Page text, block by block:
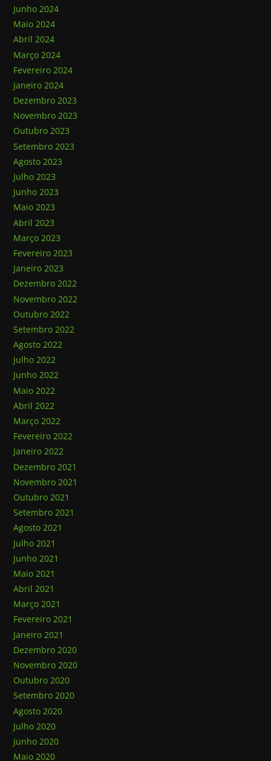
Junho 2024
Maio 2024
Abril 2024
Março 2024
Fevereiro 2024
Janeiro 2024
Dezembro 2023
Novembro 2023
Outubro 2023
Setembro 2023
Agosto 2023
Julho 2023
Junho 2023
Maio 2023
Abril 2023
Março 2023
Fevereiro 2023
Janeiro 2023
Dezembro 2022
Novembro 2022
Outubro 2022
Setembro 2022
Agosto 2022
Julho 2022
Junho 2022
Maio 2022
Abril 2022
Março 2022
Fevereiro 2022
Janeiro 2022
Dezembro 2021
Novembro 2021
Outubro 2021
Setembro 2021
Agosto 2021
Julho 2021
Junho 2021
Maio 2021
Abril 2021
Março 2021
Fevereiro 2021
Janeiro 2021
Dezembro 2020
Novembro 2020
Outubro 2020
Setembro 2020
Agosto 2020
Julho 2020
Junho 2020
Maio 2020